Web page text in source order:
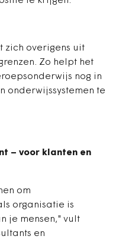
zich overigens uit
Zo helpt het
nog in
onderwijssystemen te
– voor klanten en
om
organisatie is
je mensen," vult
en